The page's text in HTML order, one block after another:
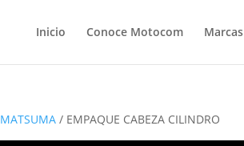
Inicio Conoce Motocom Marcas
MATSUMA / EMPAQUE CABEZA CILINDRO